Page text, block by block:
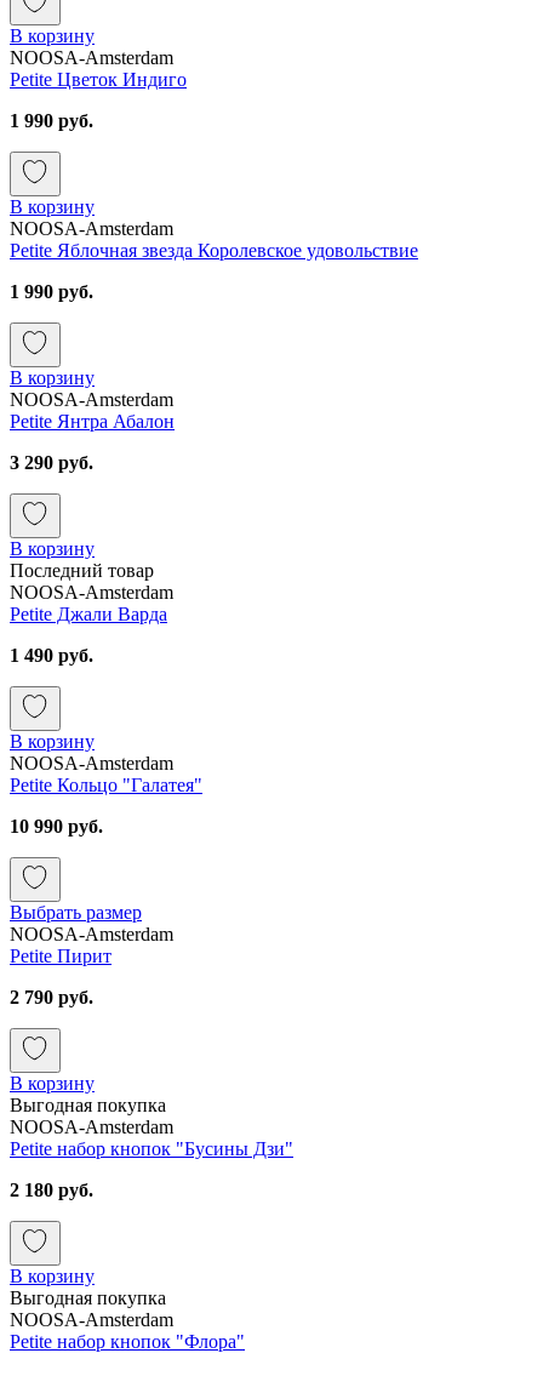
В корзину
NOOSA-Amsterdam
Petite Цветок Индиго
1 990 руб.
В корзину
NOOSA-Amsterdam
Petite Яблочная звезда Королевское удовольствие
1 990 руб.
В корзину
NOOSA-Amsterdam
Petite Янтра Абалон
3 290 руб.
В корзину
Последний товар
NOOSA-Amsterdam
Petite Джали Варда
1 490 руб.
В корзину
NOOSA-Amsterdam
Petite Кольцо "Галатея"
10 990 руб.
Выбрать размер
NOOSA-Amsterdam
Petite Пирит
2 790 руб.
В корзину
Выгодная покупка
NOOSA-Amsterdam
Petite набор кнопок "Бусины Дзи"
2 180 руб.
В корзину
Выгодная покупка
NOOSA-Amsterdam
Petite набор кнопок "Флора"